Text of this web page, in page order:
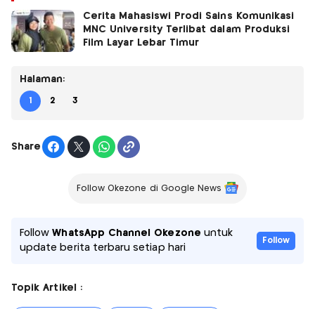
Cerita Mahasiswi Prodi Sains Komunikasi
MNC University Terlibat dalam Produksi
Film Layar Lebar Timur
Halaman:
1 2 3
Share
Follow Okezone di Google News
FollowWhatsApp Channel Okezone untuk
update berita terbaru setiap hari
Follow
Topik Artikel :